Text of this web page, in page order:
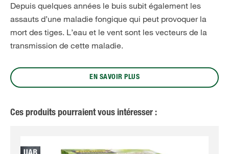
Depuis quelques années le buis subit également les
assauts d’une maladie fongique qui peut provoquer la
mort des tiges. L’eau et le vent sont les vecteurs de la
transmission de cette maladie.
EN SAVOIR PLUS
Ces produits pourraient vous intéresser :